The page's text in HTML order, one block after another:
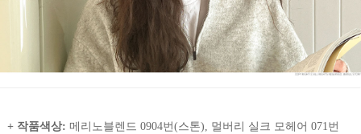
+ 작품색상: 메리노블렌드 0904번(스톤), 멀버리 실크 모헤어 071번